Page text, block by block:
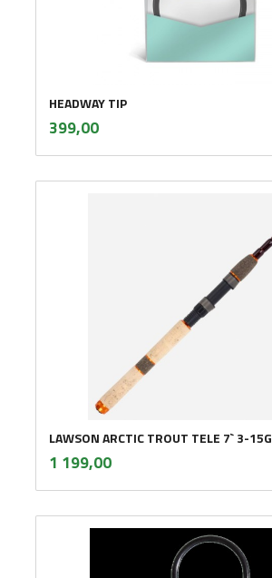
HEADWAY TIP
Pris
399,00mva.
LAWSON ARCTIC TROUT TELE 7` 3-15G
Pris
1 199,00mva.